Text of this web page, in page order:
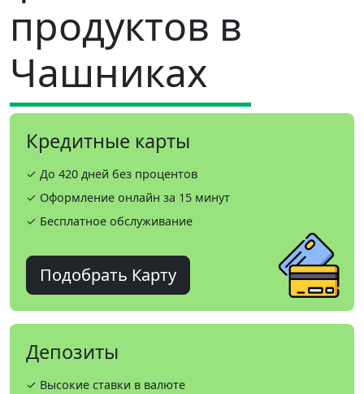
продуктов в
Чашниках
Кредитные карты
✓ До 420 дней без процентов
✓ Оформление онлайн за 15 минут
✓ Бесплатное обслуживание
Подобрать Карту
Депозиты
✓ Высокие ставки в валюте